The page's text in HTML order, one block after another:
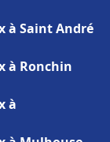
à Saint André
à Ronchin
à